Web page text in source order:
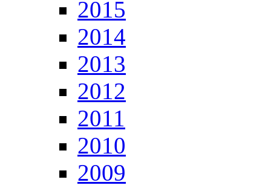
2015
2014
2013
2012
2011
2010
2009